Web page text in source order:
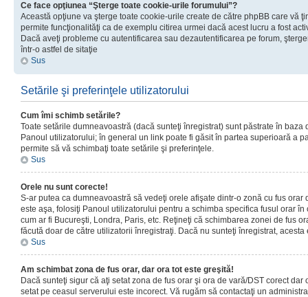
Ce face opţiunea “Şterge toate cookie-urile forumului”?
Această opţiune va şterge toate cookie-urile create de către phpBB care vă
permite funcţionalităţi ca de exemplu citirea urmei dacă acest lucru a fost
Dacă aveţi probleme cu autentificarea sau dezautentificarea pe forum,
într-o astfel de sitaţie
Sus
Setările şi preferinţele utilizatorului
Cum îmi schimb setările?
Toate setările dumneavoastră (dacă sunteţi înregistrat) sunt păstrate în baza
Panoul utilizatorului; în general un link poate fi găsit în partea superioară a
permite să vă schimbaţi toate setările şi preferinţele.
Sus
Orele nu sunt corecte!
S-ar putea ca dumneavoastră să vedeţi orele afişate dintr-o zonă cu fus orar
este aşa, folosiţi Panoul utilizatorului pentru a schimba specifica fusul orar
cum ar fi Bucureşti, Londra, Paris, etc. Reţineţi că schimbarea zonei de fus
făcută doar de către utilizatorii înregistraţi. Dacă nu sunteţi înregistrat, acesta
Sus
Am schimbat zona de fus orar, dar ora tot este greşită!
Dacă sunteţi sigur că aţi setat zona de fus orar şi ora de vară/DST corect
setat pe ceasul serverului este incorect. Vă rugăm să contactaţi un